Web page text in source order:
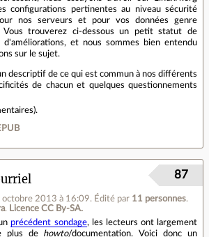
configurations pertinentes au niveau sécurité
nos serveurs et pour vos données genre
Vous trouverez ci-dessous un petit statut de
et nous sommes bien entendu
sur le sujet.
descriptif de ce qui est commun à nos différents
de chacun et quelques questionnements
).
octobre 2013 à 16:09. Édité par 11 personnes.
. Licence CC By‑SA.
87
précédent sondage, les lecteurs ont largement
plus de howto/documentation. Voici donc un